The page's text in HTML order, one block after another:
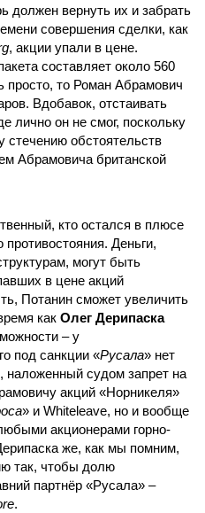
должен вернуть их и забрать
совершения сделки, как
, акции упали в цене.
составляет около 560
просто, то Роман Абрамович
Вдобавок, отстаивать
лично он не смог, поскольку
стечению обстоятельств
Абрамовича британской
кто остался в плюсе
противостояния. Деньги,
могут быть
в цене акций
Потанин сможет увеличить
как Олег Дерипаска
– у
под санкции «Русала» нет
наложенный судом запрет на
акций «Норникеля»
» и Whiteleave, но и вообще
акционерами горно-
же, как мы помним,
так, чтобы долю
партнёр «Русала» –
.